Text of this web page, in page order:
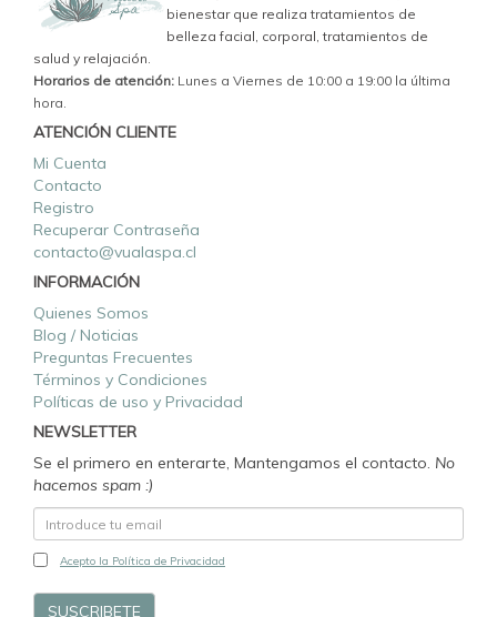
bienestar que realiza tratamientos de
belleza facial, corporal, tratamientos de
salud y relajación.
Horarios de atención: Lunes a Viernes de 10:00 a 19:00 la última
hora.
ATENCIÓN CLIENTE
Mi Cuenta
Contacto
Registro
Recuperar Contraseña
contacto@vualaspa.cl
INFORMACIÓN
Quienes Somos
Blog / Noticias
Preguntas Frecuentes
Términos y Condiciones
Políticas de uso y Privacidad
NEWSLETTER
Se el primero en enterarte, Mantengamos el contacto. No
hacemos spam :)
Acepto la Política de Privacidad